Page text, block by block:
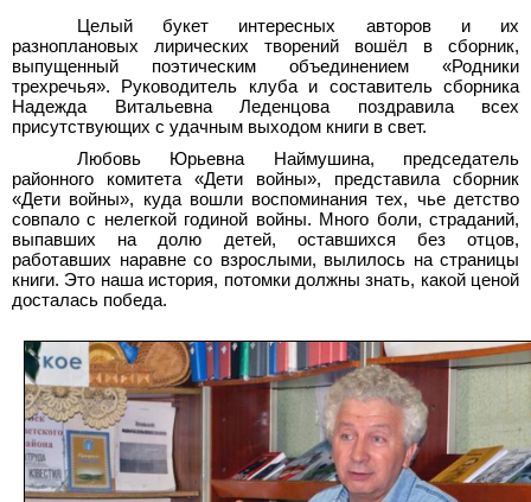
Целый букет интересных авторов и их
разноплановых лирических творений вошёл в сборник,
выпущенный поэтическим объединением «Родники
трехречья». Руководитель клуба и составитель сборника
Надежда Витальевна Леденцова поздравила всех
присутствующих с удачным выходом книги в свет.
Любовь Юрьевна Наймушина, председатель
районного комитета «Дети войны», представила сборник
«Дети войны», куда вошли воспоминания тех, чье детство
совпало с нелегкой годиной войны. Много боли, страданий,
выпавших на долю детей, оставшихся без отцов,
работавших наравне со взрослыми, вылилось на страницы
книги. Это наша история, потомки должны знать, какой ценой
досталась победа.